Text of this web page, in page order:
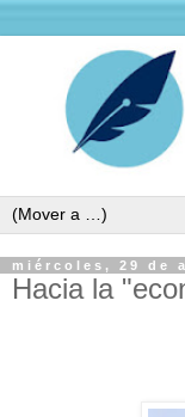
miércoles, 29 de
Hacia la